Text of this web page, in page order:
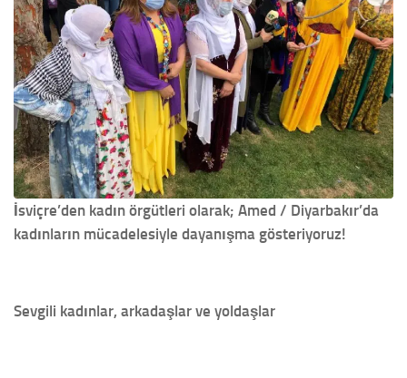
İsviçre’den kadın örgütleri olarak; Amed / Diyarbakır’da
kadınların mücadelesiyle dayanışma gösteriyoruz!
Sevgili kadınlar, arkadaşlar ve yoldaşlar